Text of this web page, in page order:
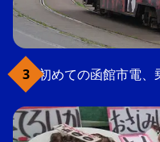
初めての函館市電、